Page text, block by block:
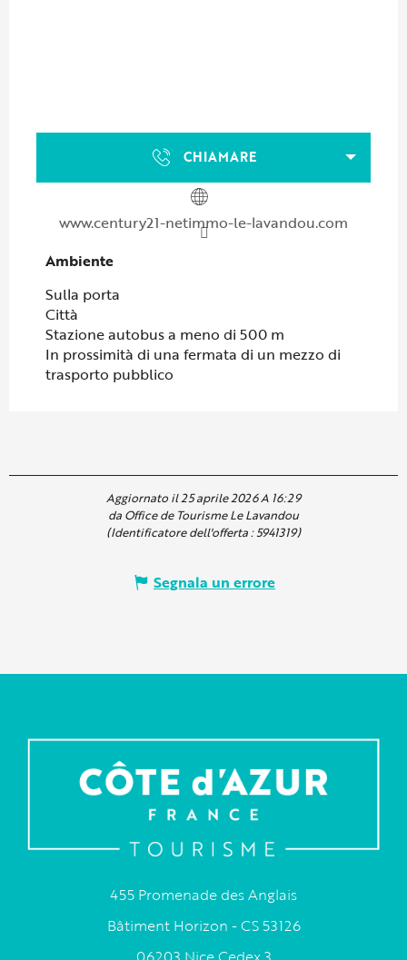
CHIAMARE
www.century21-netimmo-le-lavandou.com
Ambiente
Ambiente
Sulla porta
Città
Stazione autobus a meno di 500 m
In prossimità di una fermata di un mezzo di
trasporto pubblico
Aggiornato il 25 aprile 2026 A 16:29
da Office de Tourisme Le Lavandou
(Identificatore dell'offerta :5941319)
Segnala un errore
455 Promenade des Anglais
Bâtiment Horizon - CS 53126